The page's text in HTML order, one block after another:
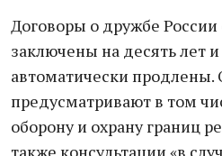
Договоры о дружбе
заключены на десять лет
автоматически продлены.
предусматривают в том
оборону и охрану границ
также консультации «в